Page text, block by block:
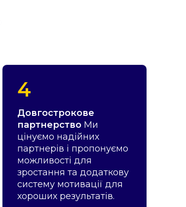
4
Довгострокове
партнерство Ми
цінуємо надійних
партнерів і пропонуємо
можливості для
зростання та додаткову
систему мотивації для
хороших результатів.